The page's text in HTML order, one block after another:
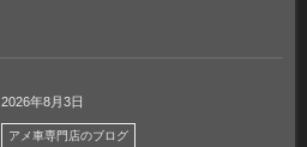
2026年8月3日
アメ車専門店のブログ